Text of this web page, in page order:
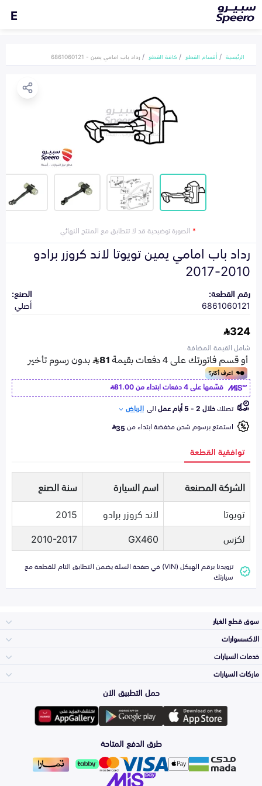
E
الرئيسية أقسام القطع كافة القطع رداد باب امامي يمين - 6861060121
*الصورة توضيحية قد لا تتطابق مع المنتج النهائي
رداد باب امامي يمين تويوتا لاند كروزر برادو
2010-2017
رقم القطعة:
6861060121
الصنع:
أصلي
324
شامل القيمة المضافة
قسّمها على 4 دفعات ابتداء من
81.00
تصلكخلال 2 - 5 أيام عمل الى الرياض
استمتع برسوم شحن مخفضة ابتداء من35
توافقية القطعة
الشركة المصنعة اسم السيارة
سنة الصنع
تويوتا
لاند كروزر برادو
2015
لكزس
GX460
2010-2017
تزويدنا برقم الهيكل (VIN) في صفحة السلة يضمن التطابق التام للقطعة مع
سيارتك
سوق قطع الغيار
المكائن، القيرات
وملحقاتها
الشمعات
والاصطبات (الاضاءة)
الاكسسوارات
لوازم الرحلات
اكسسوارات العناية
خدمات السيارات
Top Selling
Detailing
ماركات السيارات
Toyota
Hyundai
حمل التطبيق الان
طرق الدفع المتاحة